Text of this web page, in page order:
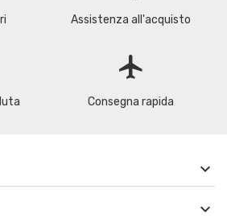
Assistenza all'acquisto
flight
Consegna rapida

